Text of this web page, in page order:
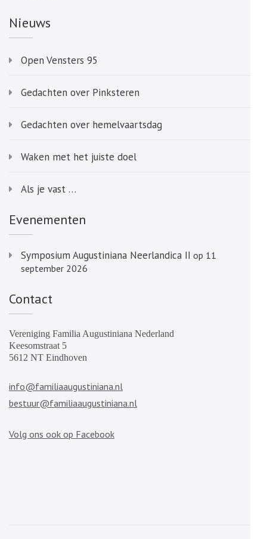
Nieuws
Open Vensters 95
Gedachten over Pinksteren
Gedachten over hemelvaartsdag
Waken met het juiste doel
Als je vast …
Evenementen
Symposium Augustiniana Neerlandica II op 11
september 2026
Contact
Vereniging Familia Augustiniana Nederland
Keesomstraat 5
5612 NT Eindhoven
info@familiaaugustiniana.nl
bestuur@familiaaugustiniana.nl
Volg ons ook op Facebook